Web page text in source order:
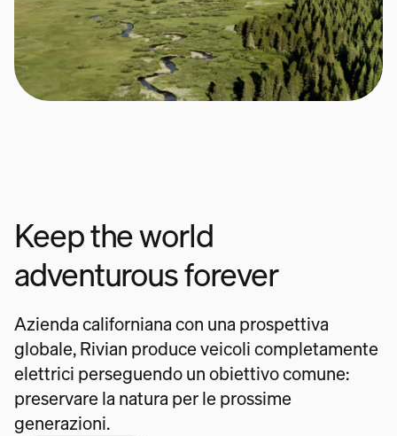
Keep the world
adventurous forever
Azienda californiana con una prospettiva
globale, Rivian produce veicoli completamente
elettrici perseguendo un obiettivo comune:
preservare la natura per le prossime
generazioni.